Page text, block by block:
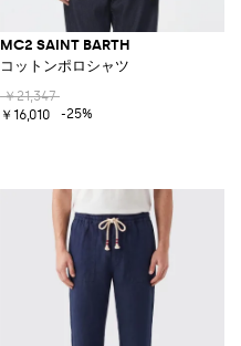
MC2 SAINT BARTH
コットンポロシャツ
￥21,347
￥16,010
-25%